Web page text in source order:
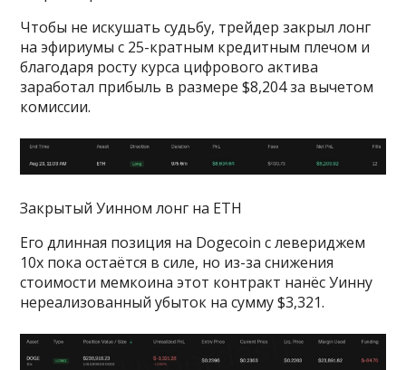
Чтобы не искушать судьбу, трейдер закрыл лонг
на эфириумы с 25-кратным кредитным плечом и
благодаря росту курса цифрового актива
заработал прибыль в размере $8,204 за вычетом
комиссии.
Закрытый Уинном лонг на ETH
Его длинная позиция на Dogecoin с левериджем
10х пока остаётся в силе, но из-за снижения
стоимости мемкоина этот контракт нанёс Уинну
нереализованный убыток на сумму $3,321.